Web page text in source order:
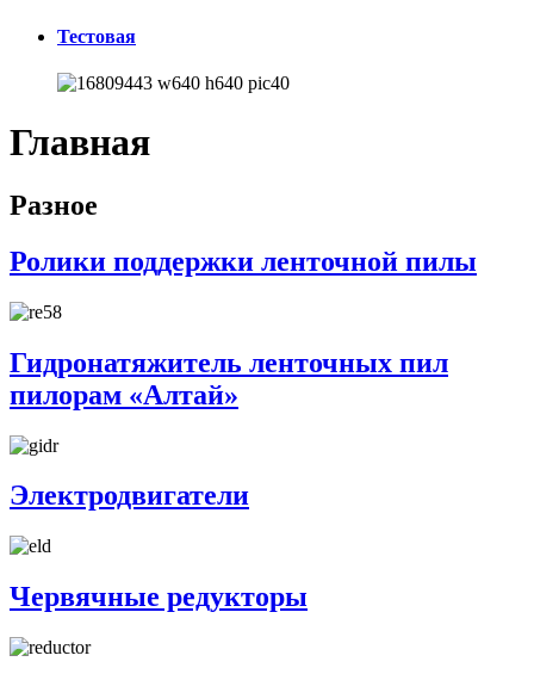
Тестовая
Главная
Разное
Ролики поддержки ленточной пилы
Гидронатяжитель ленточных пил
пилорам «Алтай»
Электродвигатели
Червячные редукторы